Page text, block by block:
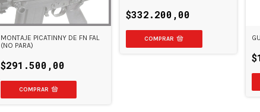
MONTAJE PICATINNY DE FN FAL
(NO PARA)
$291.500,00
$332.200,00